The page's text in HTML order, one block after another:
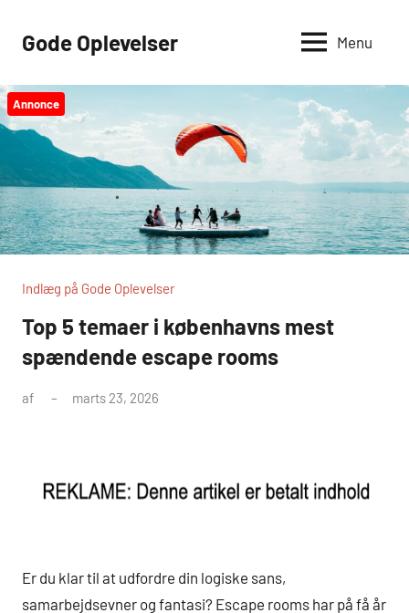
Gode Oplevelser Menu
Annonce
Indlæg på Gode Oplevelser
Top 5 temaer i københavns mest
spændende escape rooms
af marts 23, 2026
Er du klar til at udfordre din logiske sans,
samarbejdsevner og fantasi? Escape rooms har på få år